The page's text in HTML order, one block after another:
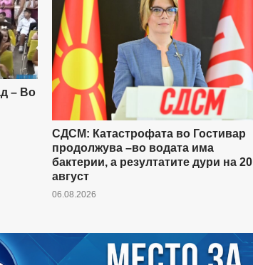
– Во
СДСМ: Катастрофата во Гостивар
продолжува –во водата има
бактерии, а резултатите дури на 20
август
06.08.2026